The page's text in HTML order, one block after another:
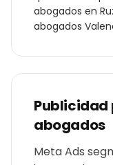
abogados en
abogados
Publicidad
abogados
Meta Ads